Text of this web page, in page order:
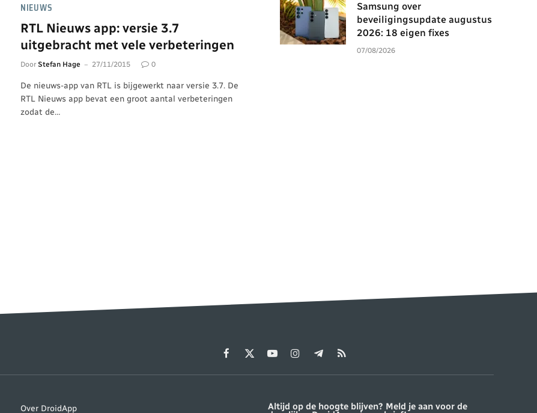
NIEUWS
RTL Nieuws app: versie 3.7
uitgebracht met vele verbeteringen
Door Stefan Hage 27/11/2015 0
De nieuws-app van RTL is bijgewerkt naar versie 3.7. De
RTL Nieuws app bevat een groot aantal verbeteringen
zodat de…
Samsung over
beveiligingsupdate augustus
2026: 18 eigen fixes
07/08/2026
Facebook
X
YouTubeInstagramTelegram
RSS
Over DroidApp Altijd op de hoogte blijven? Meld je aan voor de